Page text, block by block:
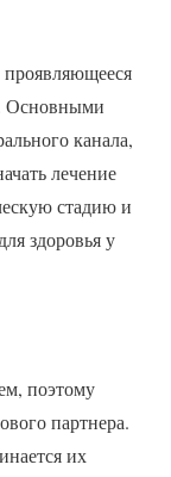
проявляющееся
Основными
канала,
лечение
стадию и
здоровья у
поэтому
партнера.
их